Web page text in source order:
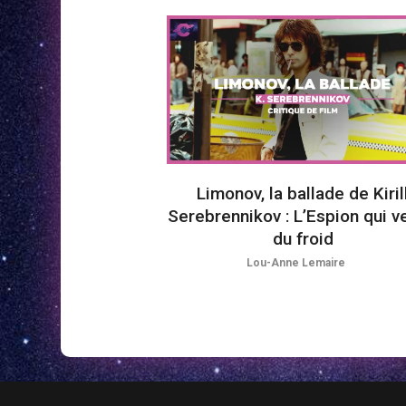
Limonov, la ballade de
Serebrennikov : L’Espion qui
du froid
Lou-Anne Lemaire